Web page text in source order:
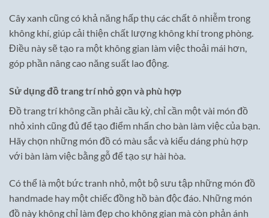
Cây xanh cũng có khả năng hấp thụ các chất ô nhiễm trong
không khí, giúp cải thiện chất lượng không khí trong phòng.
Điều này sẽ tạo ra một không gian làm việc thoải mái hơn,
góp phần nâng cao năng suất lao động.
Sử dụng đồ trang trí nhỏ gọn và phù hợp
Đồ trang trí không cần phải cầu kỳ, chỉ cần một vài món đồ
nhỏ xinh cũng đủ để tạo điểm nhấn cho bàn làm việc của bạn.
Hãy chọn những món đồ có màu sắc và kiểu dáng phù hợp
với bàn làm việc bằng gỗ để tạo sự hài hòa.
Có thể là một bức tranh nhỏ, một bộ sưu tập những món đồ
handmade hay một chiếc đồng hồ bàn độc đáo. Những món
đồ này không chỉ làm đẹp cho không gian mà còn phản ánh